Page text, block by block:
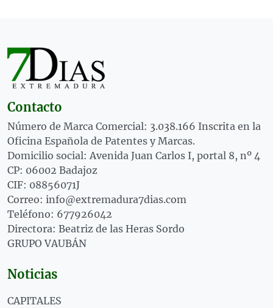
Contacto
Número de Marca Comercial: 3.038.166 Inscrita en la
Oficina Española de Patentes y Marcas.
Domicilio social: Avenida Juan Carlos I, portal 8, nº 4
CP: 06002 Badajoz
CIF: 08856071J
Correo: info@extremadura7dias.com
Teléfono: 677926042
Directora: Beatriz de las Heras Sordo
GRUPO VAUBÁN
Noticias
CAPITALES